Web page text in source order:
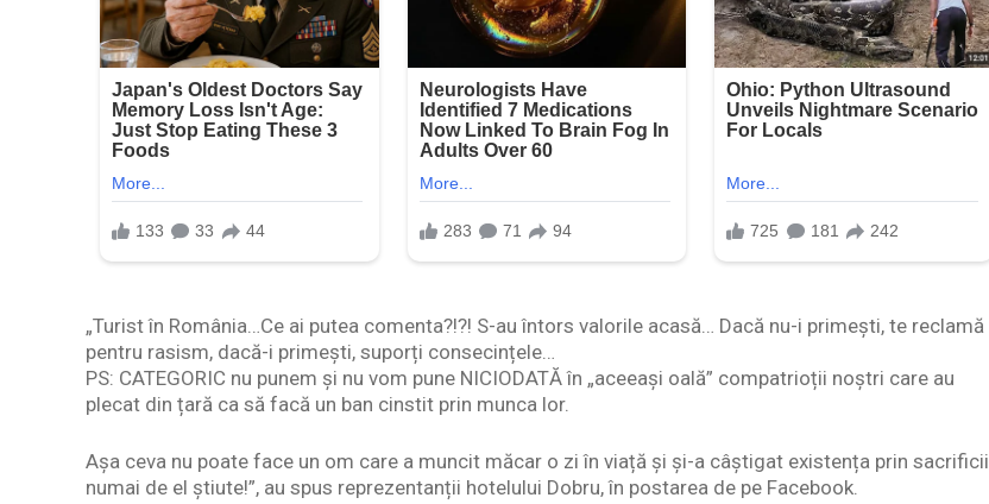
„Turist în România…Ce ai putea comenta?!?! S-au întors valorile acasă… Dacă nu-i primești, te reclamă
pentru rasism, dacă-i primești, suporți consecințele…
PS: CATEGORIC nu punem și nu vom pune NICIODATĂ în „aceeași oală” compatrioții noștri care au
plecat din țară ca să facă un ban cinstit prin munca lor.
Așa ceva nu poate face un om care a muncit măcar o zi în viață și și-a câștigat existența prin sacrificii
numai de el știute!”, au spus reprezentanții hotelului Dobru, în postarea de pe Facebook.